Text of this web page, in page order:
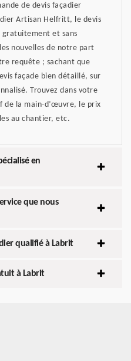
de devis façadier
Artisan Helfritt, le devis
gratuitement et sans
nouvelles de notre part
requête ; sachant que
façade bien détaillé, sur
Trouvez dans votre
la main-d’œuvre, le prix
au chantier, etc.
en
que nous
qualifié à Labrit
à Labrit